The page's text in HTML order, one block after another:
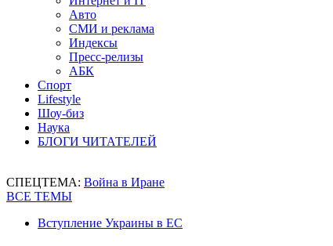
Авто
СМИ и реклама
Индексы
Пресс-релизы
АБК
Спорт
Lifestyle
Шоу-биз
Наука
БЛОГИ ЧИТАТЕЛЕЙ
СПЕЦТЕМА: Война в Иране
ВСЕ ТЕМЫ
Вступление Украины в ЕС